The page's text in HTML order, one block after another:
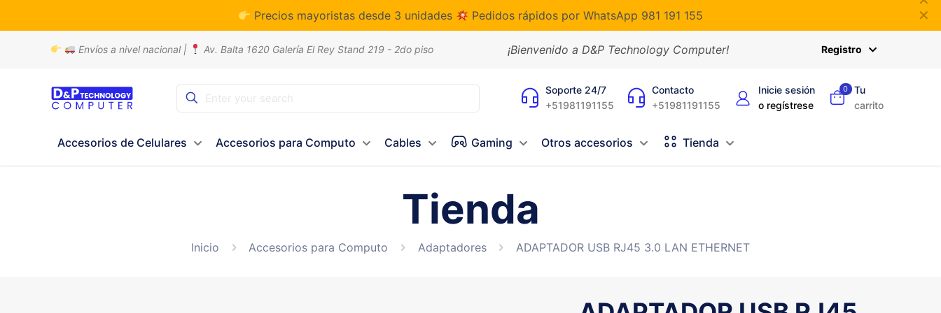
Precios mayoristas desde 3 unidades Pedidos rápidos por WhatsApp 981 191 155 ✕
Envíos a nivel nacional | Av. Balta 1620 Galería El Rey Stand 219 - 2do piso ¡Bienvenido a D&P Technology Computer! Registro
Soporte 24/7
+51981191155
Contacto
+51981191155
Inicie sesión
o regístrese
0
Tu
carrito
Accesorios de Celulares Accesorios para Computo Cables Gaming Otros accesorios Tienda
Tienda
Inicio Accesorios para Computo Adaptadores ADAPTADOR USB RJ45 3.0 LAN ETHERNET